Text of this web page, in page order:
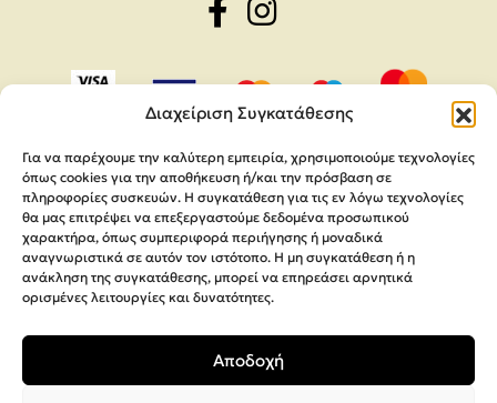
Διαχείριση Συγκατάθεσης
Για να παρέχουμε την καλύτερη εμπειρία, χρησιμοποιούμε τεχνολογίες
όπως cookies για την αποθήκευση ή/και την πρόσβαση σε
πληροφορίες συσκευών. Η συγκατάθεση για τις εν λόγω τεχνολογίες
θα μας επιτρέψει να επεξεργαστούμε δεδομένα προσωπικού
χαρακτήρα, όπως συμπεριφορά περιήγησης ή μοναδικά
αναγνωριστικά σε αυτόν τον ιστότοπο. Η μη συγκατάθεση ή η
ανάκληση της συγκατάθεσης, μπορεί να επηρεάσει αρνητικά
ορισμένες λειτουργίες και δυνατότητες.
Αποδοχή
Copyright 2026,
Κατασκευή Ιστοσελίδων Interactive Net Solutions